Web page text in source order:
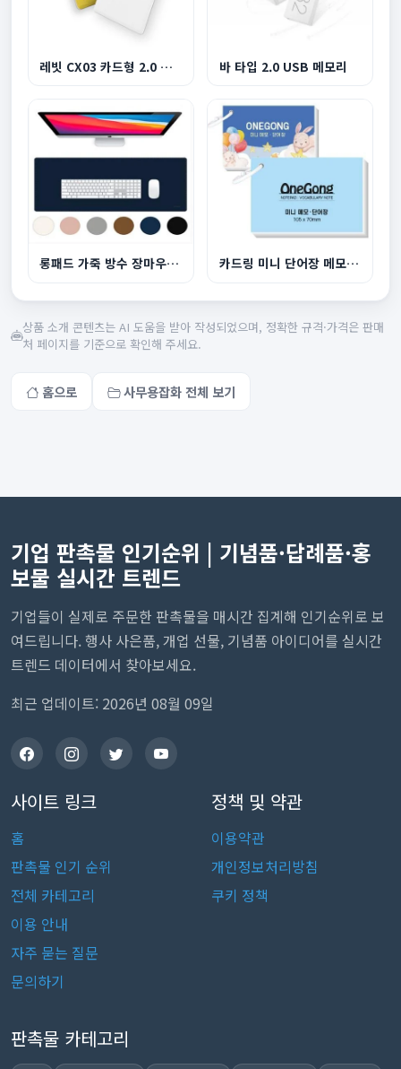
레빗 CX03 카드형 2.0 USB 바 타입 2.0 USB 메모리
롱패드 가죽 방수 장마우스패드 카드링 미니 단어장 메모장 암기장 105x70mm
상품 소개 콘텐츠는 AI 도움을 받아 작성되었으며, 정확한 규격·가격은 판매
처 페이지를 기준으로 확인해 주세요.
홈으로 사무용잡화 전체 보기
기업 판촉물 인기순위 | 기념품·답례품·홍
보물 실시간 트렌드
기업들이 실제로 주문한 판촉물을 매시간 집계해 인기순위로 보
여드립니다. 행사 사은품, 개업 선물, 기념품 아이디어를 실시간
트렌드 데이터에서 찾아보세요.
최근 업데이트: 2026년 08월 09일
사이트 링크
홈
판촉물 인기 순위
전체 카테고리
이용 안내
자주 묻는 질문
문의하기
정책 및 약관
이용약관
개인정보처리방침
쿠키 정책
판촉물 카테고리